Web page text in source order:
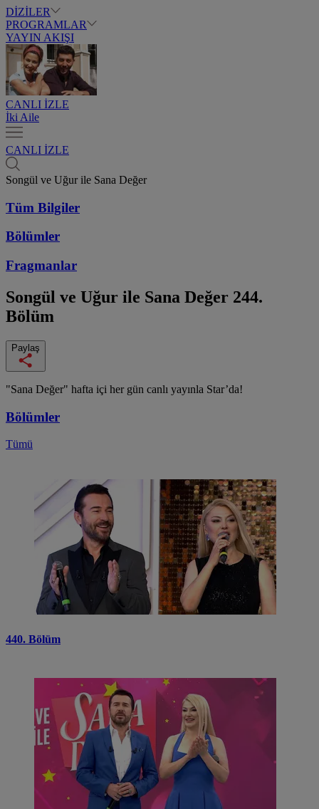
DİZİLER
PROGRAMLAR
YAYIN AKIŞI
CANLI İZLE
İki Aile
CANLI İZLE
Songül ve Uğur ile Sana Değer
Tüm Bilgiler
Bölümler
Fragmanlar
Songül ve Uğur ile Sana Değer 244.
Bölüm
Paylaş
"Sana Değer" hafta içi her gün canlı yayınla Star’da!
Bölümler
Tümü
440. Bölüm